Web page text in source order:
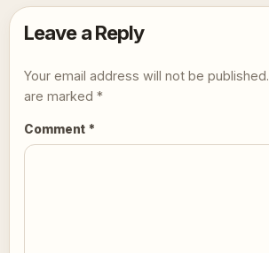
Leave a Reply
Your email address will not be published.
are marked *
Comment *